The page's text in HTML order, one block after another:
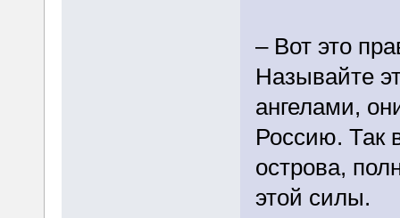
– Вот это
Называйте
ангелами,
Россию. Так
острова,
этой силы.